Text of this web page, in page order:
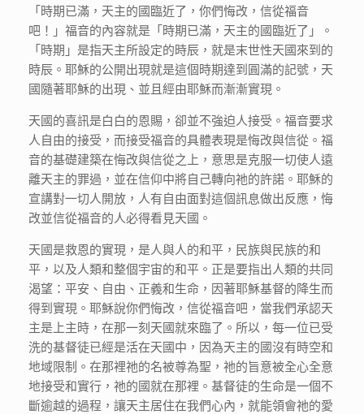
「時期已滿，天主的國臨近了，你們悔改，信從福音
吧！」福音的內容就是「時期已滿，天主的國臨近了」。
「時期」是指天主所設定的時辰，就是末世性天國來到的
時辰。耶穌的公開出現就是這個時期達到圓滿的記號，天
國隨著耶穌的出現、並且經由耶穌而漸漸實現。
天國的喜訊是白白的恩賜，卻並不強迫人接受。福音要求
人自由的接受，而接受福音的具體表現是悔改與信從。福
音的基礎建築在悔改與信從之上，意思是克服一切使人遠
離天主的罪過，並在信仰中將自己轉向祂的許諾。耶穌的
宣講對一切人開放，人有自由面對這個訊息做出反應，悔
改並信從福音的人必得看見天國。
天國是救恩的實現，是人與人的和平，民族與民族的和
平，以及人類和整個宇宙的和平。正是要指出人類的共同
渴望：平安、自由、正義和生命，因著耶穌基督的降生而
得到實現。耶穌說你們悔改，信從福音吧，當我們承認天
主是上主時，在那一刻天國就來臨了。所以，每一位已受
洗的基督徒已經是活在天國中，因為天主的國沒有時空和
地域限制。在那裡祂的名被尊為聖，祂的旨意被全心全意
地接受和實行，祂的國就在那裡。基督徒的生命是一個不
斷逾越的過程，讓天主居住在我們心內，就能領會祂的愛